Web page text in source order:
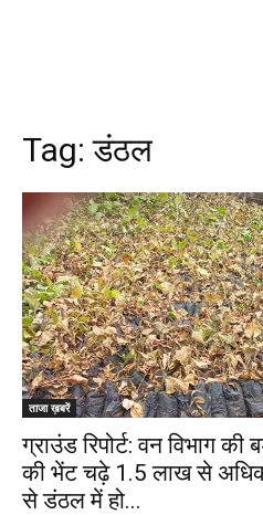
Tag:डंठल
ताजा ख़बरें
ग्राउंड रिपोर्ट: वन विभाग की
की भेंट चढ़े 1.5 लाख से
से डंठल में हो...